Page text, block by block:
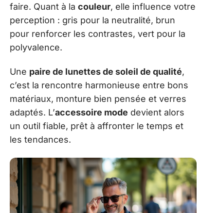
faire. Quant à la couleur, elle influence votre
perception : gris pour la neutralité, brun
pour renforcer les contrastes, vert pour la
polyvalence.
Une paire de lunettes de soleil de qualité,
c’est la rencontre harmonieuse entre bons
matériaux, monture bien pensée et verres
adaptés. L’accessoire mode devient alors
un outil fiable, prêt à affronter le temps et
les tendances.